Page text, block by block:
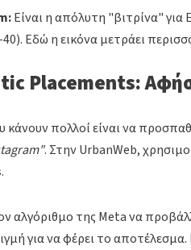
Είναι η απόλυτη "βιτρίνα" για
Εδώ η εικόνα μετράει
Placements:
κάνουν πολλοί είναι να
. Στην UrbanWeb,
.
αλγόριθμο της Meta να
για να φέρει το